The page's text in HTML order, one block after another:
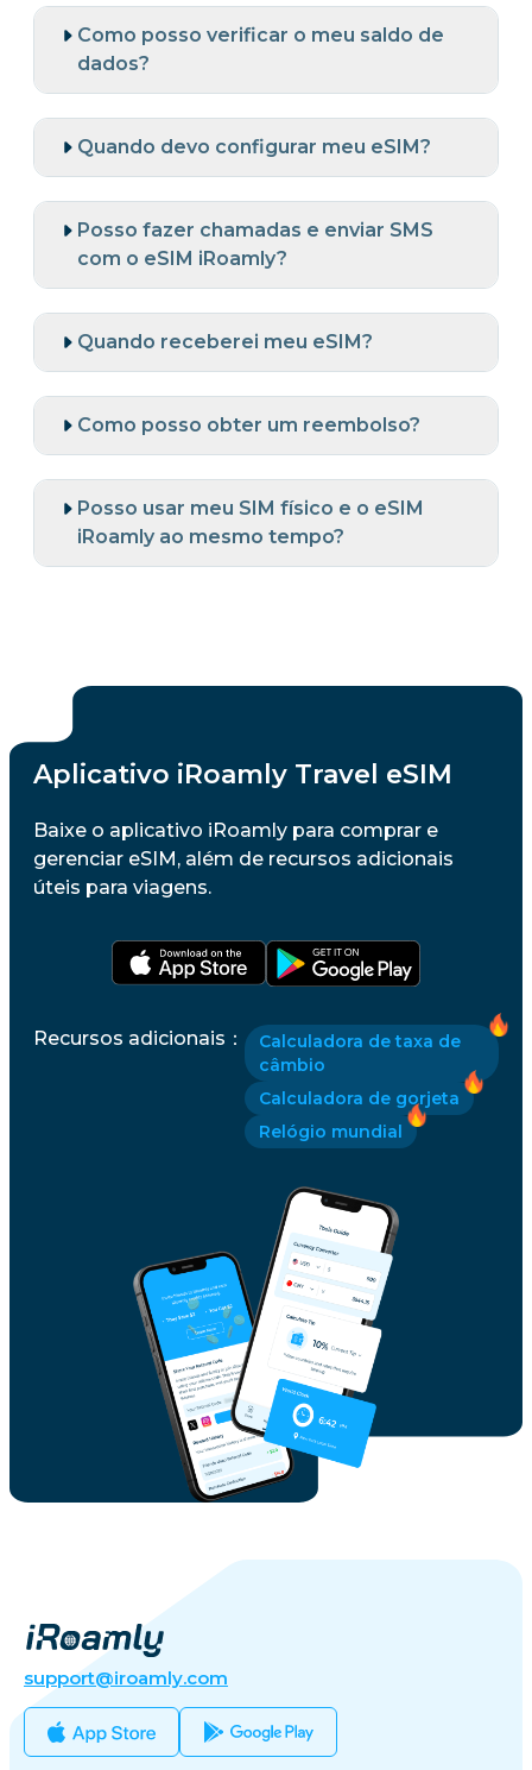
Como posso verificar o meu saldo de
dados?
Quando devo configurar meu eSIM?
Posso fazer chamadas e enviar SMS
com o eSIM iRoamly?
Quando receberei meu eSIM?
Como posso obter um reembolso?
Posso usar meu SIM físico e o eSIM
iRoamly ao mesmo tempo?
Aplicativo iRoamly Travel eSIM
Baixe o aplicativo iRoamly para comprar e
gerenciar eSIM, além de recursos adicionais
úteis para viagens.
Recursos adicionais ：
Calculadora de taxa de
câmbio
Calculadora de gorjeta
Relógio mundial
support@iroamly.com